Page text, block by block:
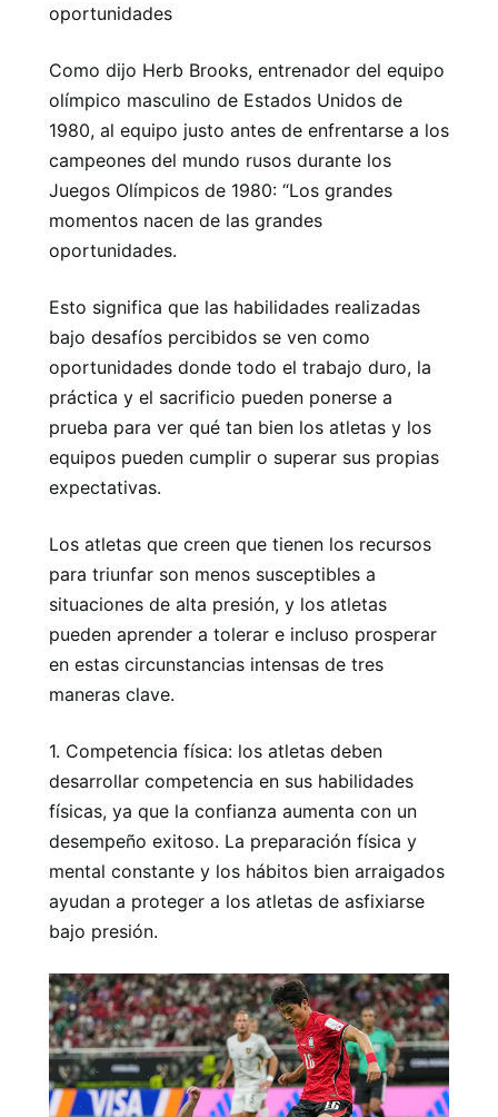
oportunidades
Como dijo Herb Brooks, entrenador del equipo
olímpico masculino de Estados Unidos de
1980, al equipo justo antes de enfrentarse a los
campeones del mundo rusos durante los
Juegos Olímpicos de 1980: “Los grandes
momentos nacen de las grandes
oportunidades.
Esto significa que las habilidades realizadas
bajo desafíos percibidos se ven como
oportunidades donde todo el trabajo duro, la
práctica y el sacrificio pueden ponerse a
prueba para ver qué tan bien los atletas y los
equipos pueden cumplir o superar sus propias
expectativas.
Los atletas que creen que tienen los recursos
para triunfar son menos susceptibles a
situaciones de alta presión, y los atletas
pueden aprender a tolerar e incluso prosperar
en estas circunstancias intensas de tres
maneras clave.
1. Competencia física: los atletas deben
desarrollar competencia en sus habilidades
físicas, ya que la confianza aumenta con un
desempeño exitoso. La preparación física y
mental constante y los hábitos bien arraigados
ayudan a proteger a los atletas de asfixiarse
bajo presión.